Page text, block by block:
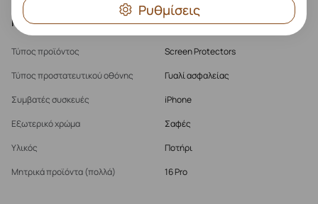
Προδιαγραφές
Τύπος προϊόντος
Screen Protectors
Τύπος προστατευτικού οθόνης
Γυαλί ασφαλείας
Συμβατές συσκευές
iPhone
Εξωτερικό χρώμα
Σαφές
Υλικός
Ποτήρι
Μητρικά προϊόντα (πολλά)
16 Pro
Ρυθμίσεις